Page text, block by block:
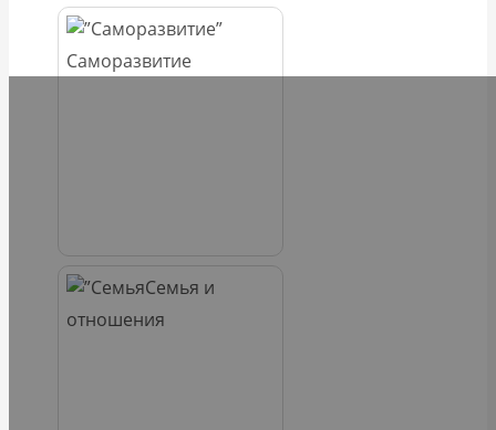
Саморазвитие
Семья и
отношения